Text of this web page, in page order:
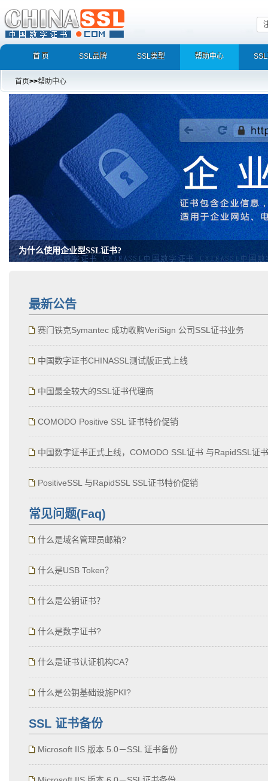
首 页 SSL品牌 SSL类型 帮助中心
首页>>帮助中心
增强型证书EV SSL，完美支持地址栏显示中文企业名称
最新公告
赛门铁克Symantec 成功收购VeriSign 公司SSL证书业务
中国数字证书CHINASSL测试版正式上线
中国最全较大的SSL证书代理商
COMODO Positive SSL 证书特价促销
中国数字证书正式上线，COMODO SSL证书 与RapidSSL证
PositiveSSL 与RapidSSL SSL证书特价促销
常见问题(Faq)
什么是域名管理员邮箱?
什么是USB Token？
什么是公钥证书？
什么是数字证书?
什么是证书认证机构CA？
什么是公钥基础设施PKI?
SSL 证书备份
Microsoft IIS 版本 5.0－SSL 证书备份